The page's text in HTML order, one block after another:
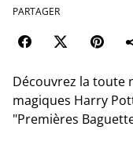
PARTAGER
Découvrez la toute
magiques Harry
"Premières